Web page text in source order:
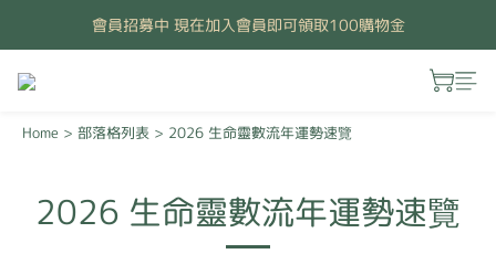
會員招募中 現在加入會員即可領取100購物金
Home > 部落格列表 > 2026 生命靈數流年運勢速覽
2026 生命靈數流年運勢速覽